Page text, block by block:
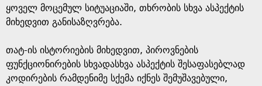
ყოველ მოცემულ სიტუაციაში, თხრობის სხვა ასპექტის
მიხედვით განისაზღვრება.
თატ-ის ისტორიების მიხედვით, პიროვნების
ფუნქციონირების სხვადასხვა ასპექტის შესაფასებლად
კოდირების რამდენიმე სქემა იქნეს შემუშავებული,